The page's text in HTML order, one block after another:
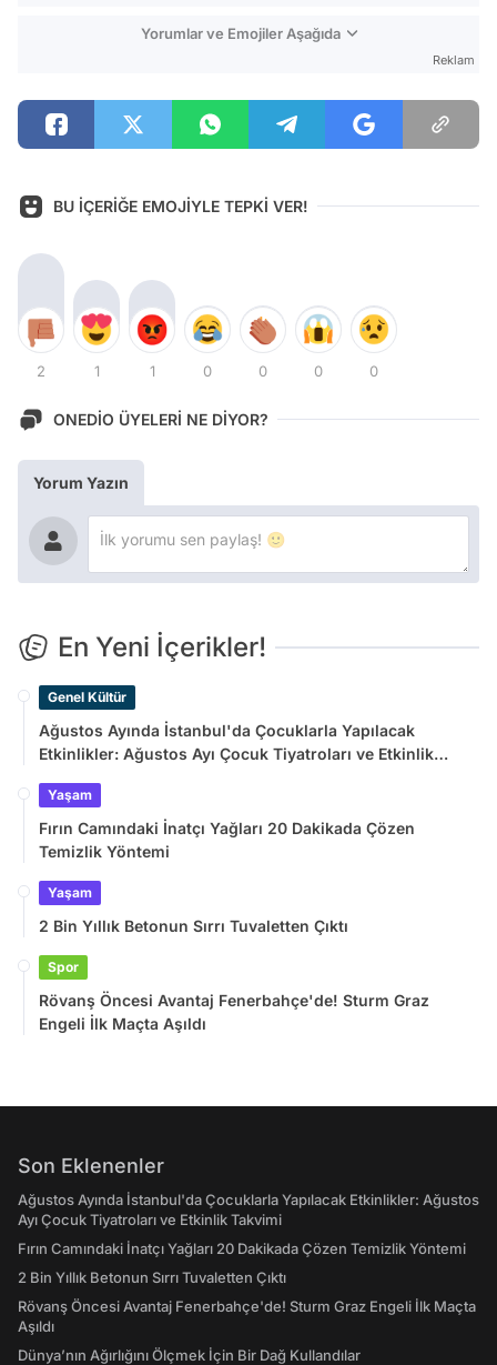
Yorumlar ve Emojiler Aşağıda
Reklam
BU İÇERİĞE EMOJİYLE TEPKİ VER!
2 1 1 0 0 0 0
ONEDİO ÜYELERİ NE DİYOR?
Yorum Yazın
En Yeni İçerikler!
Genel Kültür
Ağustos Ayında İstanbul'da Çocuklarla Yapılacak
Etkinlikler: Ağustos Ayı Çocuk Tiyatroları ve Etkinlik
Yaşam
Fırın Camındaki İnatçı Yağları 20 Dakikada Çözen
Temizlik Yöntemi
Yaşam
2 Bin Yıllık Betonun Sırrı Tuvaletten Çıktı
Spor
Rövanş Öncesi Avantaj Fenerbahçe'de! Sturm Graz
Engeli İlk Maçta Aşıldı
Son Eklenenler
Ağustos Ayında İstanbul'da Çocuklarla Yapılacak Etkinlikler: Ağustos
Ayı Çocuk Tiyatroları ve Etkinlik Takvimi
Fırın Camındaki İnatçı Yağları 20 Dakikada Çözen Temizlik Yöntemi
2 Bin Yıllık Betonun Sırrı Tuvaletten Çıktı
Rövanş Öncesi Avantaj Fenerbahçe'de! Sturm Graz Engeli İlk Maçta
Aşıldı
Dünya’nın Ağırlığını Ölçmek İçin Bir Dağ Kullandılar